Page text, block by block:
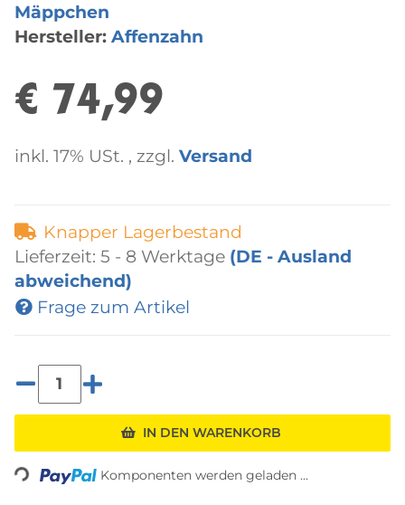
Mäppchen
Hersteller: Affenzahn
€ 74,99
inkl. 17% USt. , zzgl. Versand
Knapper Lagerbestand
Lieferzeit: 5 - 8 Werktage (DE - Ausland
abweichend)
Frage zum Artikel
IN DEN WARENKORB
Loading... Komponenten werden geladen ...